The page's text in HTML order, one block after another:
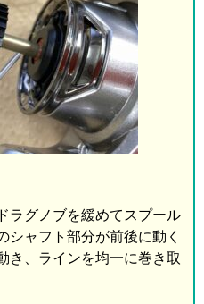
ラグノブを緩めてスプール
シャフト部分が前後に動く
き、ラインを均一に巻き取